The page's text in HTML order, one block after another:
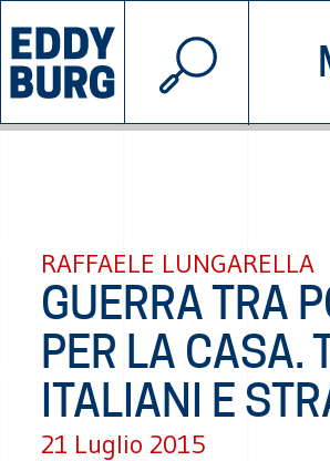
INIZIATIVE
© 2026 EDDYBURG
RAFFAELE LUNGARELLA
GUERRA TRA
PER LA CASA.
ITALIANI E
21 Luglio 2015